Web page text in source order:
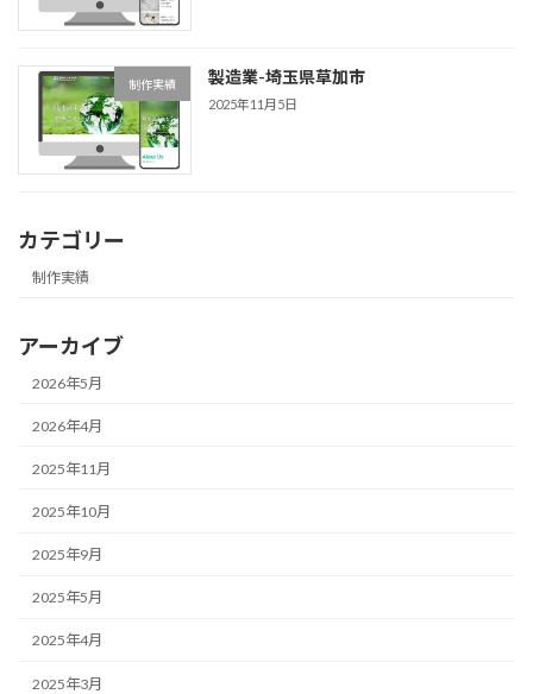
制作実績 製造業-埼玉県草加市
2025年11月5日
カテゴリー
制作実績
アーカイブ
2026年5月
2026年4月
2025年11月
2025年10月
2025年9月
2025年5月
2025年4月
2025年3月